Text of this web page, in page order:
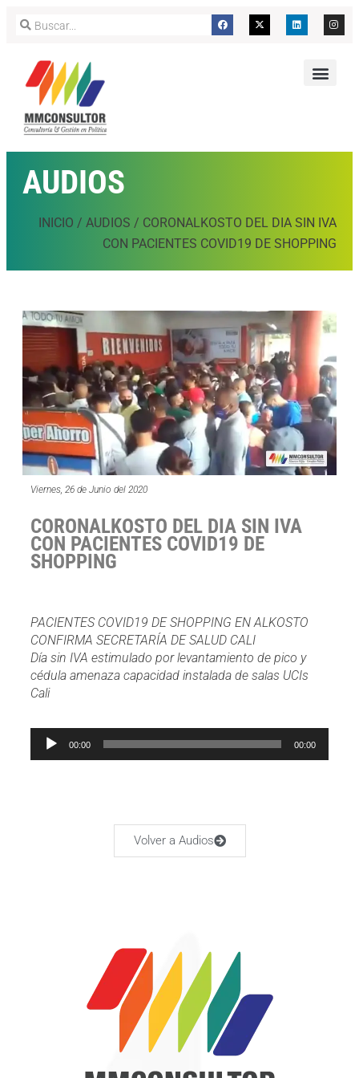
AUDIOS
INICIO / AUDIOS / CORONALKOSTO DEL DIA SIN IVA
CON PACIENTES COVID19 DE SHOPPING
Viernes, 26 de Junio del 2020
CORONALKOSTO DEL DIA SIN IVA
CON PACIENTES COVID19 DE
SHOPPING
PACIENTES COVID19 DE SHOPPING EN ALKOSTO
CONFIRMA SECRETARÍA DE SALUD CALI
Día sin IVA estimulado por levantamiento de pico y
cédula amenaza capacidad instalada de salas UCIs
Cali
Audio
Player
00:00 00:00
Volver a Audios